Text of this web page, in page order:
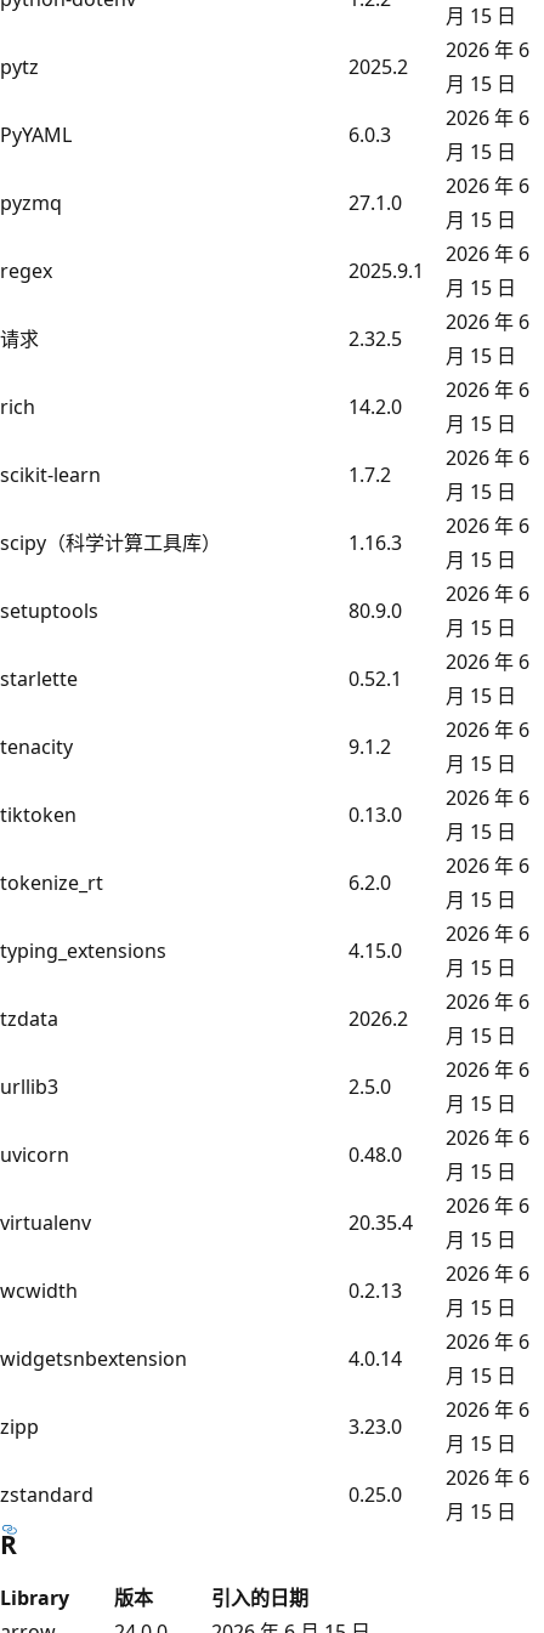
月 15 日
pytz
2025.2
2026 年 6
月 15 日
PyYAML
6.0.3
2026 年 6
月 15 日
pyzmq
27.1.0
2026 年 6
月 15 日
regex
2025.9.1
2026 年 6
月 15 日
请求
2.32.5
2026 年 6
月 15 日
rich
14.2.0
2026 年 6
月 15 日
scikit-learn
1.7.2
2026 年 6
月 15 日
scipy（科学计算工具库）
1.16.3
2026 年 6
月 15 日
setuptools
80.9.0
2026 年 6
月 15 日
starlette
0.52.1
2026 年 6
月 15 日
tenacity
9.1.2
2026 年 6
月 15 日
tiktoken
0.13.0
2026 年 6
月 15 日
tokenize_rt
6.2.0
2026 年 6
月 15 日
typing_extensions
4.15.0
2026 年 6
月 15 日
tzdata
2026.2
2026 年 6
月 15 日
urllib3
2.5.0
2026 年 6
月 15 日
uvicorn
0.48.0
2026 年 6
月 15 日
virtualenv
20.35.4
2026 年 6
月 15 日
wcwidth
0.2.13
2026 年 6
月 15 日
widgetsnbextension
4.0.14
2026 年 6
月 15 日
zipp
3.23.0
2026 年 6
月 15 日
zstandard
0.25.0
2026 年 6
月 15 日
R
Library 版本
引入的日期